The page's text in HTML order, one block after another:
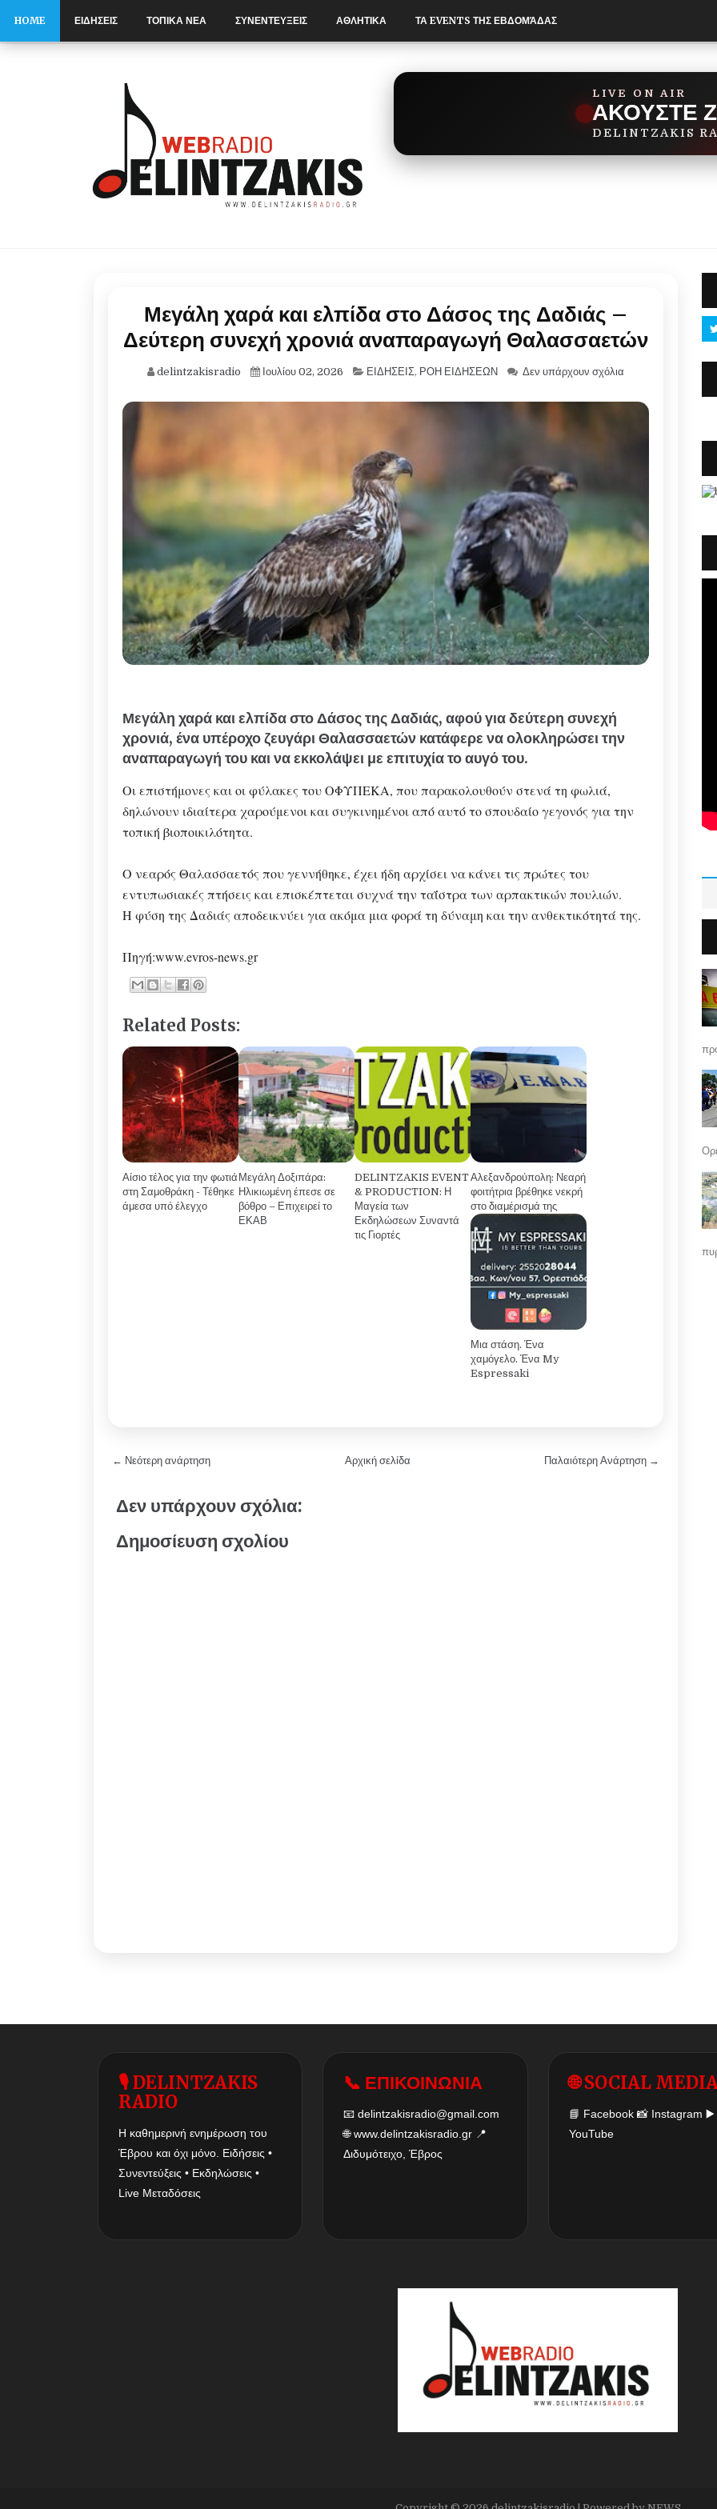
LIVE ON AIR
ΑΚΟΥΣΤΕ
DELINTZAKIS
HOME ΕΙΔΗΣΕΙΣ ΤΟΠΙΚΑ ΝΕΑ ΣΥΝΕΝΤΕΥΞΕΙΣ ΑΘΛΗΤΙΚΑ ΤΑ EVENTS ΤΗΣ ΕΒΔΟΜΆΔΑΣ
Μεγάλη χαρά και ελπίδα στο Δάσος της Δαδιάς –
Δεύτερη συνεχή χρονιά αναπαραγωγή Θαλασσαετών
delintzakisradio Ιουλίου 02, 2026 ΕΙΔΗΣΕΙΣ, ΡΟΗ ΕΙΔΗΣΕΩΝ Δεν υπάρχουν σχόλια
Μεγάλη χαρά και ελπίδα στο Δάσος της Δαδιάς, αφού για δεύτερη συνεχή
χρονιά, ένα υπέροχο ζευγάρι Θαλασσαετών κατάφερε να ολοκληρώσει την
αναπαραγωγή του και να εκκολάψει με επιτυχία το αυγό του.
Οι επιστήμονες και οι φύλακες του ΟΦΥΠΕΚΑ, που παρακολουθούν στενά τη φωλιά,
δηλώνουν ιδιαίτερα χαρούμενοι και συγκινημένοι από αυτό το σπουδαίο γεγονός για την
τοπική βιοποικιλότητα.
Ο νεαρός Θαλασσαετός που γεννήθηκε, έχει ήδη αρχίσει να κάνει τις πρώτες του
εντυπωσιακές πτήσεις και επισκέπτεται συχνά την ταΐστρα των αρπακτικών πουλιών.
Η φύση της Δαδιάς αποδεικνύει για ακόμα μια φορά τη δύναμη και την ανθεκτικότητά της.
Πηγή:www.evros-news.gr
Related Posts:
Αίσιο τέλος για την φωτιά
στη Σαμοθράκη - Τέθηκε
άμεσα υπό έλεγχο
Μεγάλη Δοξιπάρα:
Ηλικιωμένη έπεσε σε
βόθρο – Επιχειρεί το
ΕΚΑΒ
DELINTZAKIS EVENT
& PRODUCTION: Η
Μαγεία των
Εκδηλώσεων Συναντά
τις Γιορτές
Αλεξανδρούπολη: Νεαρή
φοιτήτρια βρέθηκε νεκρή
στο διαμέρισμά της
Μια στάση. Ένα
χαμόγελο. Ένα My
Espressaki
← Νεότερη ανάρτηση Παλαιότερη Ανάρτηση →
Αρχική σελίδα
Δεν υπάρχουν σχόλια:
Δημοσίευση σχολίου
🎙 DELINTZAKIS
RADIO
Η καθημερινή ενημέρωση του
Έβρου και όχι μόνο. Ειδήσεις •
Συνεντεύξεις • Εκδηλώσεις •
Live Μεταδόσεις
📞 ΕΠΙΚΟΙΝΩΝΙΑ
📧delintzakisradio@gmail.com
🌐www.delintzakisradio.gr 📍
Διδυμότειχο, Έβρος
🌐 SOCIAL
📘 Facebook📸 Instagram ▶️
YouTube